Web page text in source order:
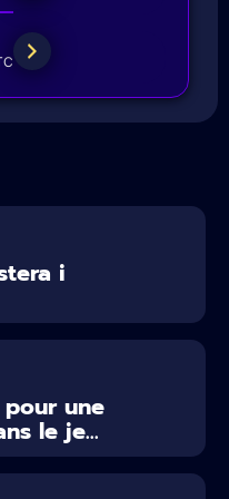
i
une
le je...